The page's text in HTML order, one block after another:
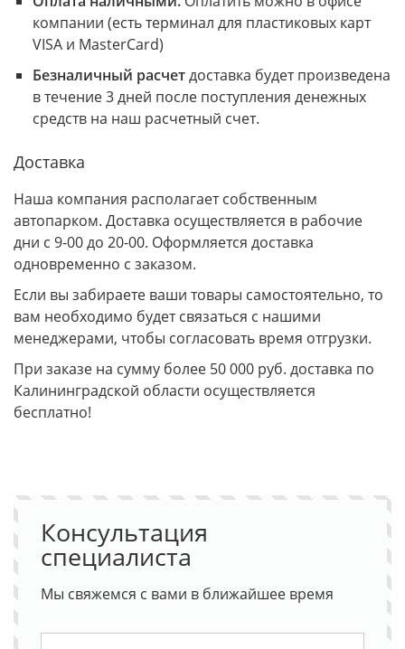
компании (есть терминал для пластиковых карт
VISA и MasterCard)
Безналичный расчетдоставка будет произведена
в течение 3 дней после поступления денежных
средств на наш расчетный счет.
Доставка
Наша компания располагает собственным
автопарком. Доставка осуществляется в рабочие
дни с 9-00 до 20-00. Оформляется доставка
одновременно с заказом.
Если вы забираете ваши товары самостоятельно, то
вам необходимо будет связаться с нашими
менеджерами, чтобы согласовать время отгрузки.
При заказе на сумму более 50 000 руб. доставка по
Калининградской области осуществляется
бесплатно!
Консультация
специалиста
Мы свяжемся с вами в ближайшее время